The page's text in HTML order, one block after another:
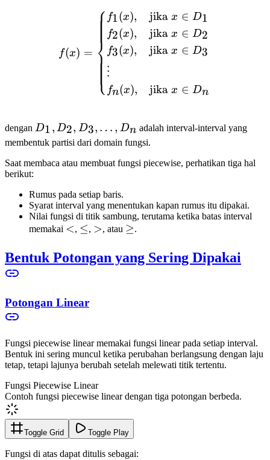
f(x) = \begin{cases}
f(x) =
⎩
⎨
⎧ f1(x),
f2(x),
f3(x),
⋮
fn(x),
jikax ∈ D1
jikax ∈ D2
jikax ∈ D3
jikax ∈ Dn
dengan D_1,
D_2,
\ldots,
D1, D2, D3, … , Dn adalah interval-interval yang
membentuk partisi dari domain fungsi.
Saat membaca atau membuat fungsi piecewise, perhatikan tiga hal
berikut:
Rumus pada setiap baris.
Syarat interval yang menentukan kapan rumus itu dipakai.
Nilai fungsi di titik sambung, terutama ketika batas interval
memakai \lt
<, \leq
≤, \gt
>, atau \geq
≥.
Bentuk Potongan yang Sering Dipakai
Potongan Linear
Fungsi piecewise linear memakai fungsi linear pada setiap interval.
Bentuk ini sering muncul ketika perubahan berlangsung dengan laju
tetap, tetapi lajunya berubah setelah melewati titik tertentu.
Fungsi Piecewise Linear
Contoh fungsi piecewise linear dengan tiga potongan berbeda.
Toggle Grid Toggle Play
Fungsi di atas dapat ditulis sebagai: